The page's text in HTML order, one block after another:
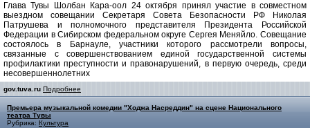
Глава Тувы Шолбан Кара-оол 24 октября принял участие в совместном
выездном совещании Секретаря Совета Безопасности РФ Николая
Патрушева и полномочного представителя Президента Российской
Федерации в Сибирском федеральном округе Сергея Меняйло. Совещание
состоялось в Барнауле, участники которого рассмотрели вопросы,
связанные с совершенствованием единой государственной системы
профилактики преступности и правонарушений, в первую очередь, среди
несовершеннолетних
gov.tuva.ru Подробнее
Премьера музыкальной комедии "Ходжа Насреддин" на сцене Национального
театра Тувы
Рубрика: Культура